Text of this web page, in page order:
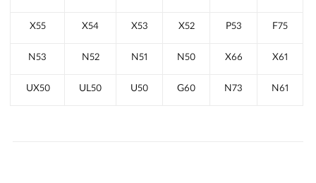
F75
P53
X52
X53
X54
X55
X61
X66
N50
N51
N52
N53
N61
N73
G60
U50
UL50
UX50